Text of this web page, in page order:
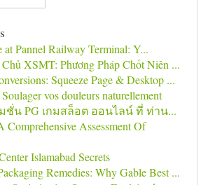
at Pannel Railway Terminal: Y...
XSMT: Phương Pháp Chốt Niên ...
Squeeze Page & Desktop ...
vos douleurs naturellement
ชั่น PG เกมสล็อต ออนไลน์ ที่ ท่าน...
Assessment Of
Islamabad Secrets
Remedies: Why Gable Best ...